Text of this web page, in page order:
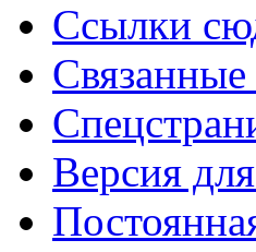
Ссылки
Версия